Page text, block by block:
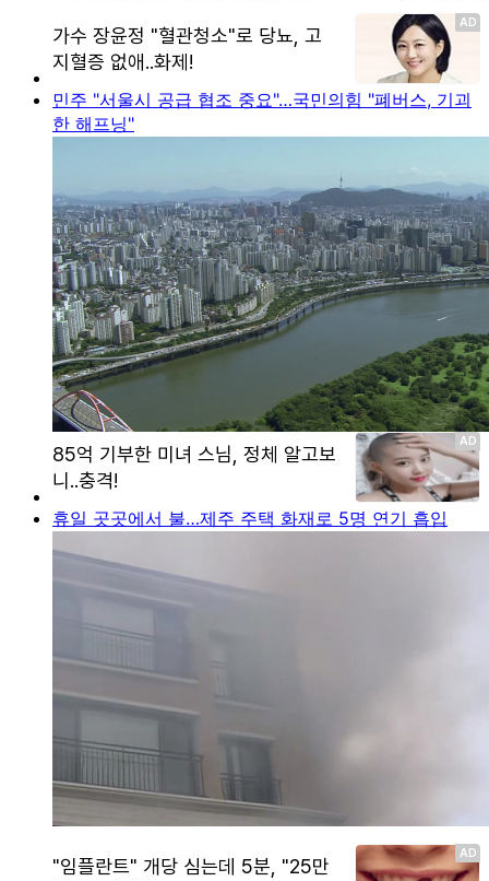
민주 "서울시 공급 협조 중요"…국민의힘 "폐버스, 기괴
한 해프닝"
휴일 곳곳에서 불…제주 주택 화재로 5명 연기 흡입